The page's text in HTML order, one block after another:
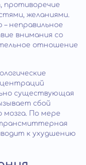
противоречие
желаниями.
неправильное
внимания со
отношение
существующая
сбой
мозга. По мере
к ухудшению